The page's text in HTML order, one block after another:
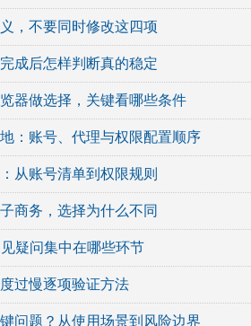
，不要同时修改这四项
成后怎样判断真的稳定
器做选择，关键看哪些条件
：账号、代理与权限配置顺序
从账号清单到权限规则
商务，选择为什么不同
疑问集中在哪些环节
过慢逐项验证方法
问题？从使用场景到风险边界